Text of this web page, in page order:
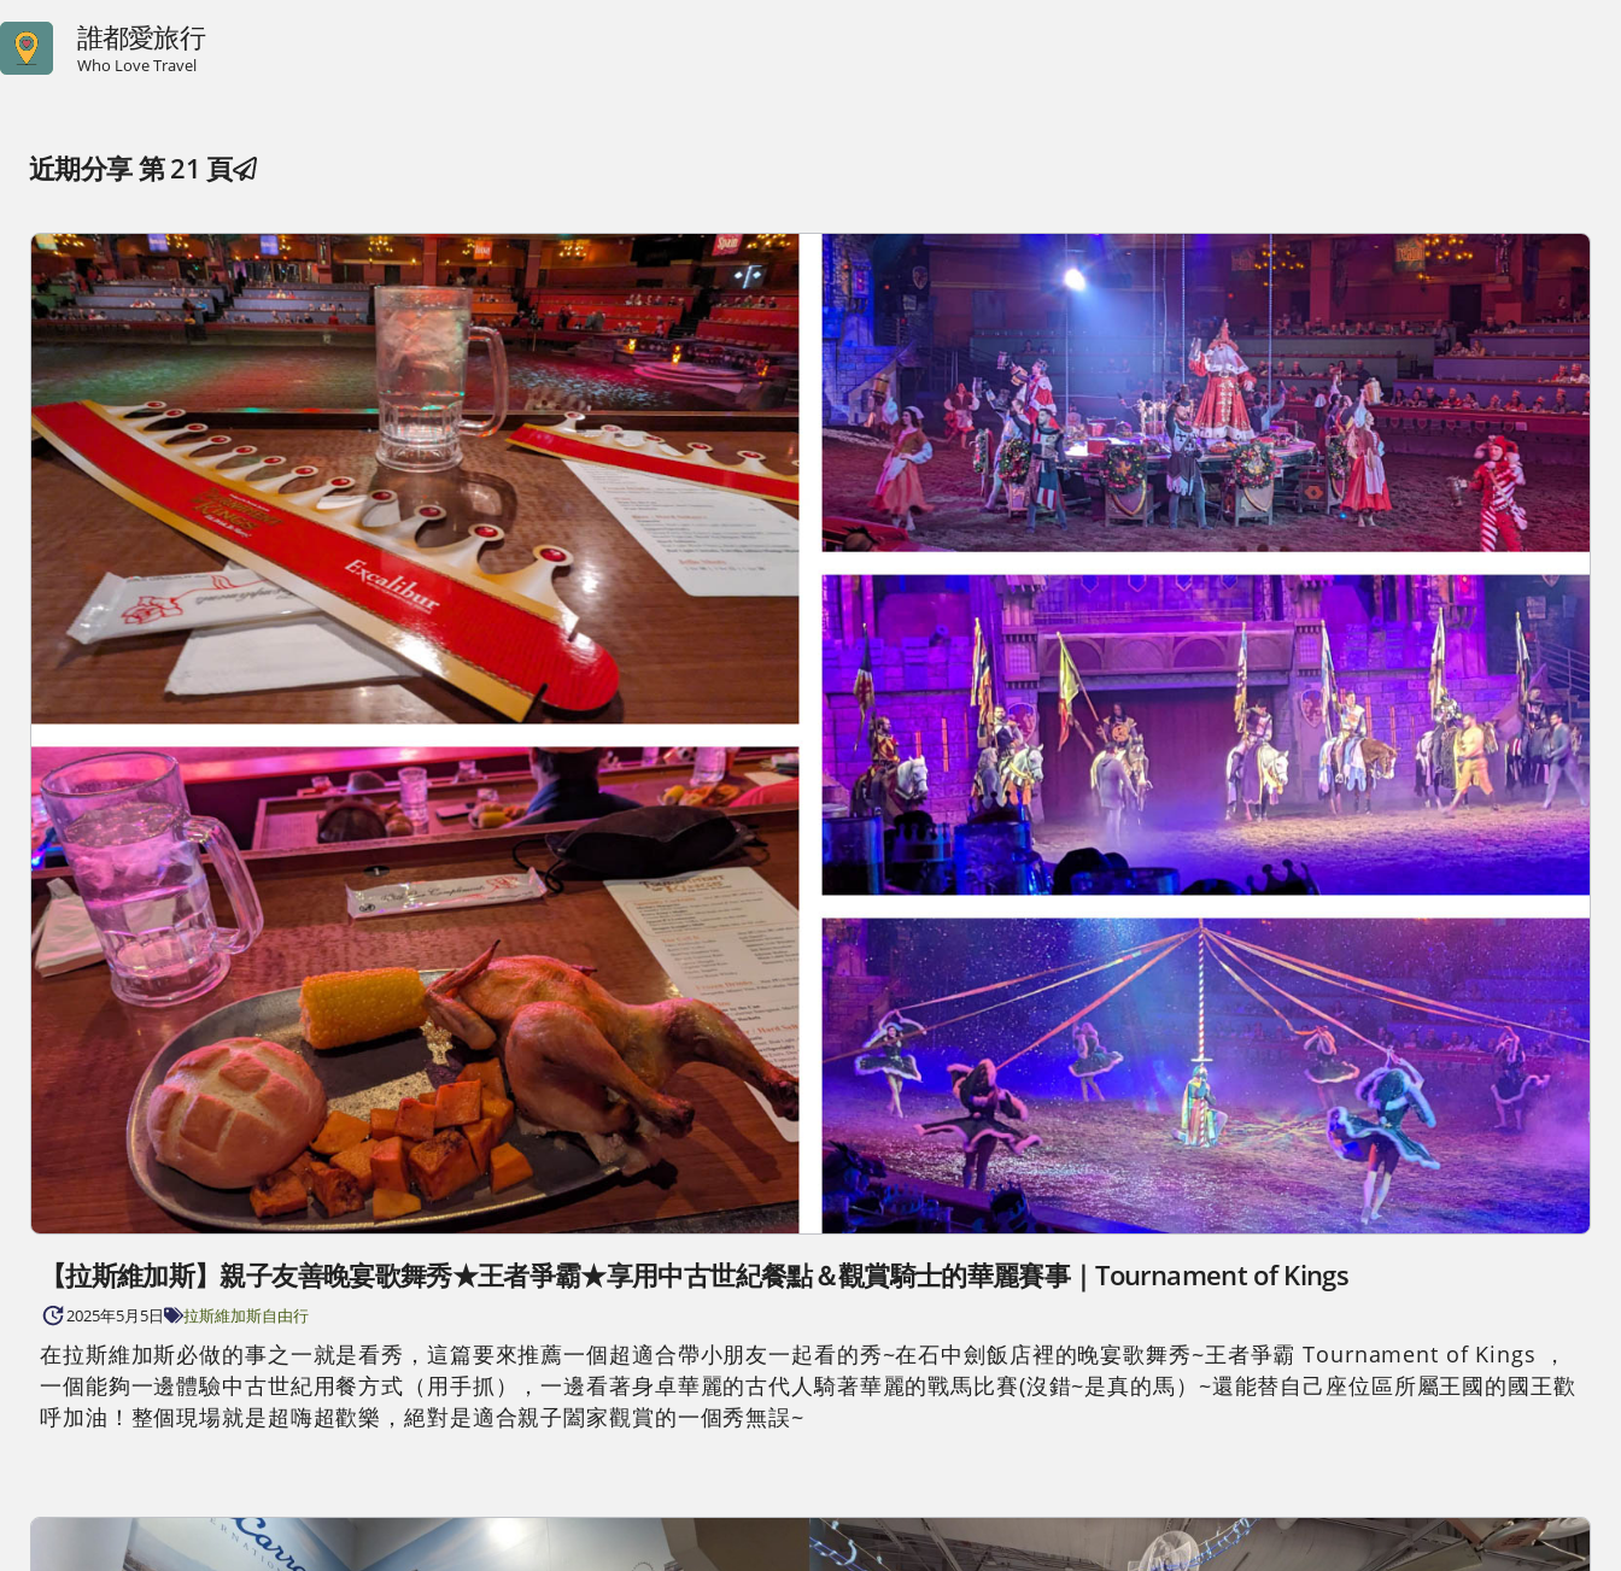
誰都愛旅行
Who Love Travel
近期分享 第 21 頁
【拉斯維加斯】親子友善晚宴歌舞秀★王者爭霸★享用中古世紀餐點＆觀賞騎士的華麗賽事｜Tournament of Kings
2025年5月5日 拉斯維加斯自由行
在拉斯維加斯必做的事之一就是看秀，這篇要來推薦一個超適合帶小朋友一起看的秀~在石中劍飯店裡的晚宴歌舞秀~王者爭霸 Tournament of Kings ，
一個能夠一邊體驗中古世紀用餐方式（用手抓），一邊看著身卓華麗的古代人騎著華麗的戰馬比賽(沒錯~是真的馬）~還能替自己座位區所屬王國的國王歡
呼加油！整個現場就是超嗨超歡樂，絕對是適合親子闔家觀賞的一個秀無誤~